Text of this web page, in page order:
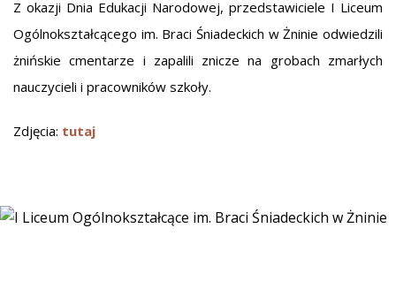
Z okazji Dnia Edukacji Narodowej, przedstawiciele I Liceum
Ogólnokształcącego im. Braci Śniadeckich w Żninie odwiedzili
żnińskie cmentarze i zapalili znicze na grobach zmarłych
nauczycieli i pracowników szkoły.
Zdjęcia: tutaj